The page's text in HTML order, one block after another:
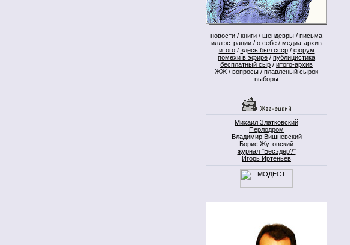
новости / книги / шендевры / письма
иллюстрации / о себе / медиа-архив
итого/ здесь был ссср/ форум
помехи в эфире / публицистика
бесплатный сыр / итого-архив
ЖЖ / вопросы / плавленый сырок
выборы
Михаил Златковский
Перлодром
Владимир Вишневский
Борис Жутовский
журнал "Бесэдер?"
Игорь Иртеньев